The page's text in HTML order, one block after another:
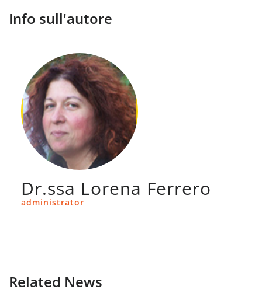
Info sull'autore
Dr.ssa Lorena Ferrero
administrator
Related News